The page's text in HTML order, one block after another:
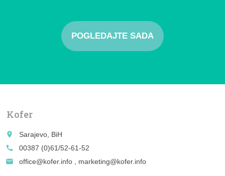
POGLEDAJTE SADA
Kofer
place
Sarajevo, BiH
call
00387 (0)61/52-61-52
email
office@kofer.info , marketing@kofer.info